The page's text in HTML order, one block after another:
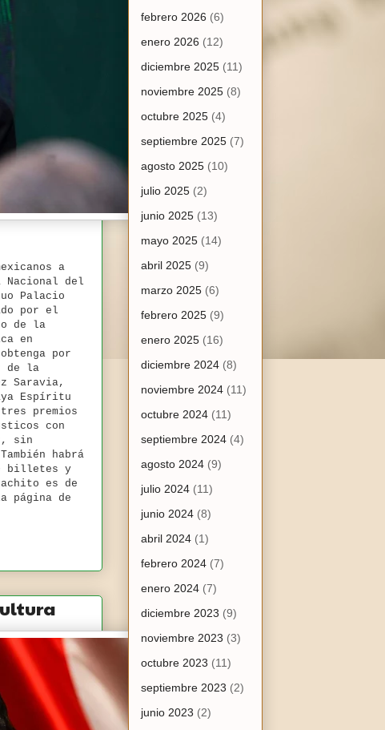
a
Nacional del
Palacio
por el
de la
en
por
de la
Saravia,
Espíritu
premios
con
sin
habrá
billetes y
es de
página de
febrero 2026 (6)
enero 2026 (12)
diciembre 2025 (11)
noviembre 2025 (8)
octubre 2025 (4)
septiembre 2025 (7)
agosto 2025 (10)
julio 2025 (2)
junio 2025 (13)
mayo 2025 (14)
abril 2025 (9)
marzo 2025 (6)
febrero 2025 (9)
enero 2025 (16)
diciembre 2024 (8)
noviembre 2024 (11)
octubre 2024 (11)
septiembre 2024 (4)
agosto 2024 (9)
julio 2024 (11)
junio 2024 (8)
abril 2024 (1)
febrero 2024 (7)
enero 2024 (7)
diciembre 2023 (9)
noviembre 2023 (3)
octubre 2023 (11)
septiembre 2023 (2)
junio 2023 (2)